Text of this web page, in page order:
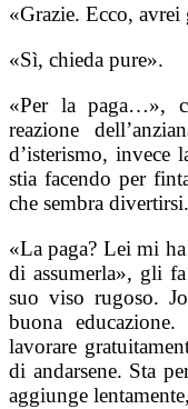
«Grazie. Ecco, avrei
«Sì, chieda pure».
«Per la paga…»,
reazione
d’isterismo, invece
stia facendo per
che sembra divertirsi.
«La paga? Lei mi
di assumerla», gli
suo viso rugoso.
buona
lavorare
di andarsene. Sta
aggiunge